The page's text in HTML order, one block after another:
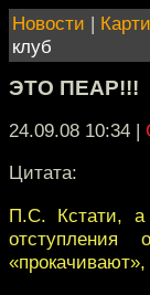
Новости |
клуб
ЭТО ПЕАР!!!
24.09.08 10:34 |
Цитата:
П.С. Кстати, а